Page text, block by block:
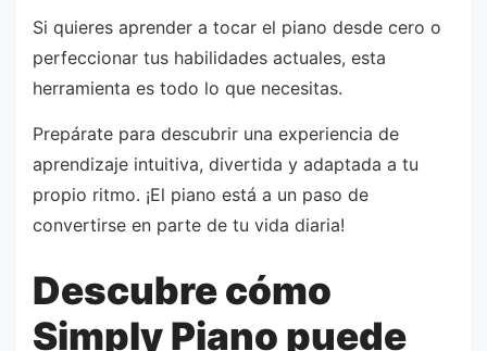
Si quieres aprender a tocar el piano desde cero o
perfeccionar tus habilidades actuales, esta
herramienta es todo lo que necesitas.
Prepárate para descubrir una experiencia de
aprendizaje intuitiva, divertida y adaptada a tu
propio ritmo. ¡El piano está a un paso de
convertirse en parte de tu vida diaria!
Descubre cómo
Simply Piano puede